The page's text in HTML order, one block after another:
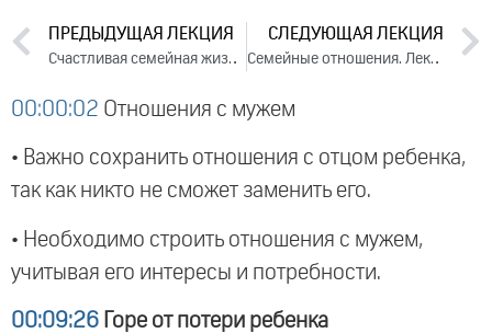
ПРЕДЫДУЩАЯ ЛЕКЦИЯ
Счастливая семейная жизнь. Лекция 3. Часть 4 (2014)
СЛЕДУЮЩАЯ ЛЕКЦИЯ
Семейные отношения. Лекция 2 (2014)
00:00:02 Отношения с мужем
• Важно сохранить отношения с отцом ребенка,
так как никто не сможет заменить его.
• Необходимо строить отношения с мужем,
учитывая его интересы и потребности.
00:09:26 Горе от потери ребенка